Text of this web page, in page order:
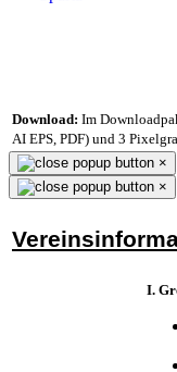
Download: Im
AI EPS, PDF) und 3
×
×
I.